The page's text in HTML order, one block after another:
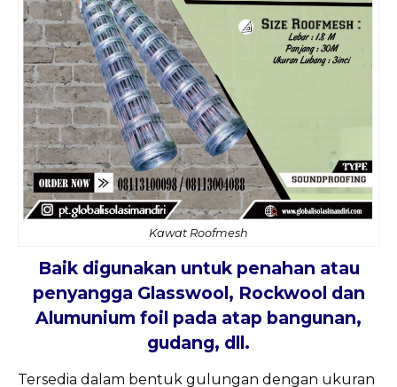
Kawat Roofmesh
Baik digunakan untuk penahan atau
penyangga Glasswool, Rockwool dan
Alumunium foil pada atap bangunan,
gudang, dll.
Tersedia dalam bentuk gulungan dengan ukuran